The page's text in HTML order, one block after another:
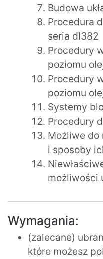
Budowa
Procedura
seria dl382
Procedury
poziomu
Procedury
poziomu
Systemy
Procedury
Możliwe do
i sposoby
możliwości
Wymagania:
(zalecane)
które możesz